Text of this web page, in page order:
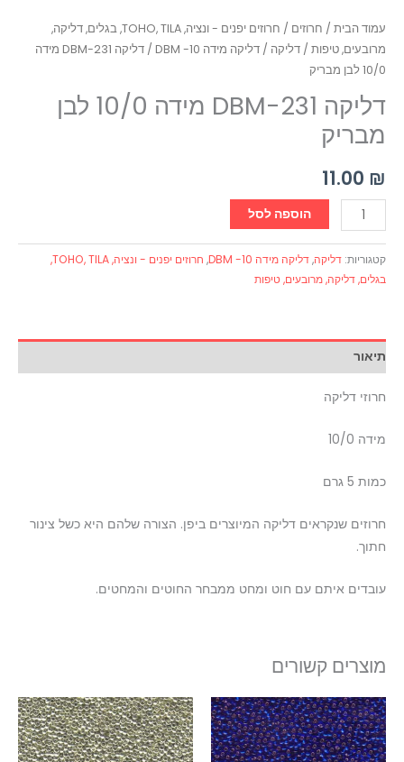
עמוד הבית / חרוזים /
חרוזים יפנים - ונציה, TOHO, TILA, בגלים, דליקה,
מרובעים, טיפות / דליקה / דליקה מידה 10- DBM
/ דליקה DBM-231 מידה
10/0 לבן מבריק
דליקה DBM-231 מידה 10/0 לבן
מבריק
11.00 ₪
הוספה לסל
קטגוריות: דליקה,דליקה מידה 10- DBM ,
חרוזים יפנים - ונציה, TOHO, TILA,
בגלים, דליקה, מרובעים, טיפות
תיאור
חרוזי דליקה
מידה 10/0
כמות 5 גרם
חרוזים שנקראים דליקה המיוצרים ביפן. הצורה שלהם היא כשל צינור
חתוך.
עובדים איתם עם חוט ומחט ממבחר החוטים והמחטים.
מוצרים קשורים
למוצר
זה
יש
טווח
מחירים:
עד
למוצר
זה
יש